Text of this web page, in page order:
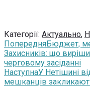
Категорії: Актуально,
ПопередняБюджет,
Захисників: що
черговому засіданні
НаступнаУ Нетішині
мешканців